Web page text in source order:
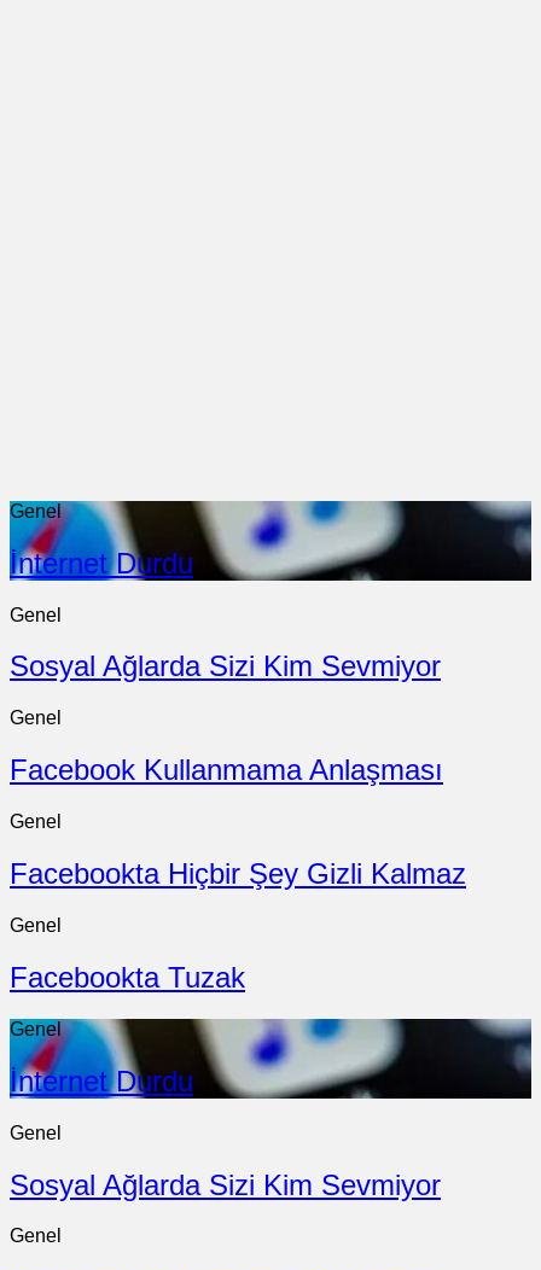
Genel
İnternet Durdu
Genel
Sosyal Ağlarda Sizi Kim Sevmiyor
Genel
Facebook Kullanmama Anlaşması
Genel
Facebookta Hiçbir Şey Gizli Kalmaz
Genel
Facebookta Tuzak
Genel
İnternet Durdu
Genel
Sosyal Ağlarda Sizi Kim Sevmiyor
Genel